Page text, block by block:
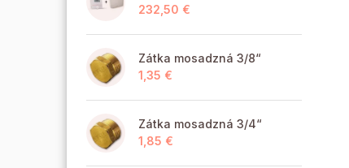
232,50 €
Zátka mosadzná 3/8“
1,35 €
Zátka mosadzná 3/4“
1,85 €